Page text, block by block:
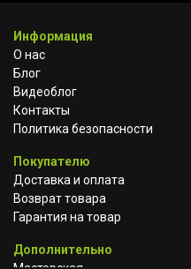
Информация
О нас
Блог
Видеоблог
Контакты
Политика безопасности
Покупателю
Доставка и оплата
Возврат товара
Гарантия на товар
Дополнительно